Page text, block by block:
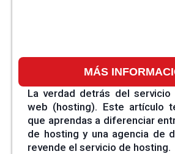
MÁS
La verdad detrás del servicio
web (hosting). Este artículo
que aprendas a diferenciar
de hosting y una agencia de
revende el servicio de hosting.